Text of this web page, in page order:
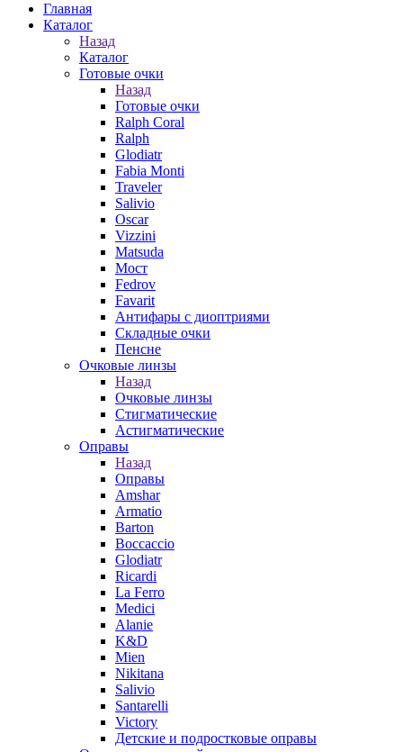
Главная
Каталог
Назад
Каталог
Готовые очки
Назад
Готовые очки
Ralph Coral
Ralph
Glodiatr
Fabia Monti
Traveler
Salivio
Oscar
Vizzini
Matsuda
Мост
Fedrov
Favarit
Антифары с диоптриями
Складные очки
Пенсне
Очковые линзы
Назад
Очковые линзы
Стигматические
Астигматические
Оправы
Назад
Оправы
Amshar
Armatio
Barton
Boccaccio
Glodiatr
Ricardi
La Ferro
Medici
Alanie
K&D
Mien
Nikitana
Salivio
Santarelli
Victory
Детские и подростковые оправы